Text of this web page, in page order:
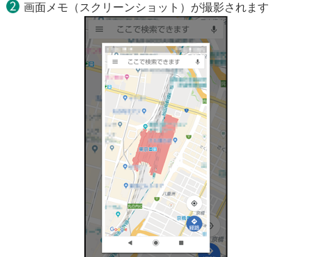
画面メモ（スクリーンショット）が撮影されます